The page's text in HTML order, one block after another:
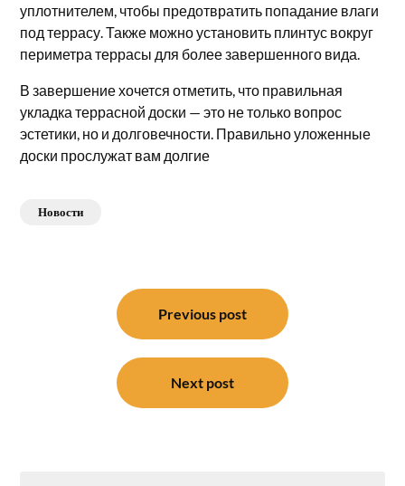
уплотнителем, чтобы предотвратить попадание влаги
под террасу. Также можно установить плинтус вокруг
периметра террасы для более завершенного вида.
В завершение хочется отметить, что правильная
укладка террасной доски — это не только вопрос
эстетики, но и долговечности. Правильно уложенные
доски прослужат вам долгие
Новости
Previous post
Next post